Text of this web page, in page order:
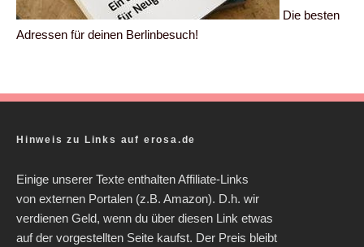
Die besten
Adressen für deinen Berlinbesuch!
Hinweis zu Links auf erosa.de
Einige unserer Texte enthalten Affiliate-Links
von externen Portalen (z.B. Amazon). D.h. wir
verdienen Geld, wenn du über diesen Link etwas
auf der vorgestellten Seite kaufst. Der Preis bleibt